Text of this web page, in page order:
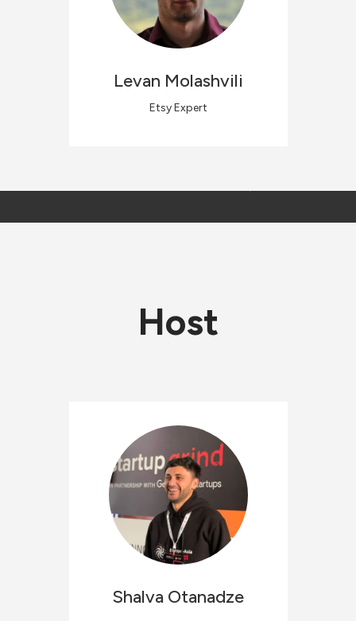
Levan Molashvili
Etsy Expert
Host
Shalva Otanadze